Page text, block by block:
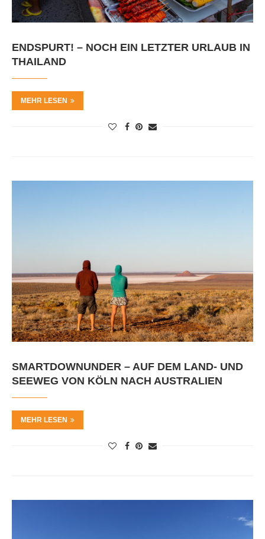
ENDSPURT! – NOCH EIN LETZTER URLAUB IN
THAILAND
MEHR LESEN
SMARTDOWNUNDER – AUF DEM LAND- UND
SEEWEG VON KÖLN NACH AUSTRALIEN
MEHR LESEN